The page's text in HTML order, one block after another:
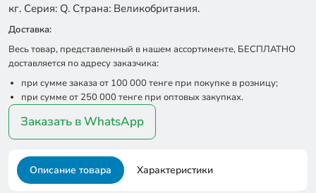
кг. Серия: Q. Страна: Великобритания.
Доставка:
Весь товар, представленный в нашем ассортименте, БЕСПЛАТНО
доставляется по адресу заказчика:
при сумме заказа от 100 000 тенге при покупке в розницу;
при сумме от 250 000 тенге при оптовых закупках.
Заказать в WhatsApp
Описание товара Характеристики